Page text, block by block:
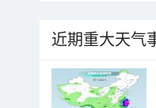
近期重大天气